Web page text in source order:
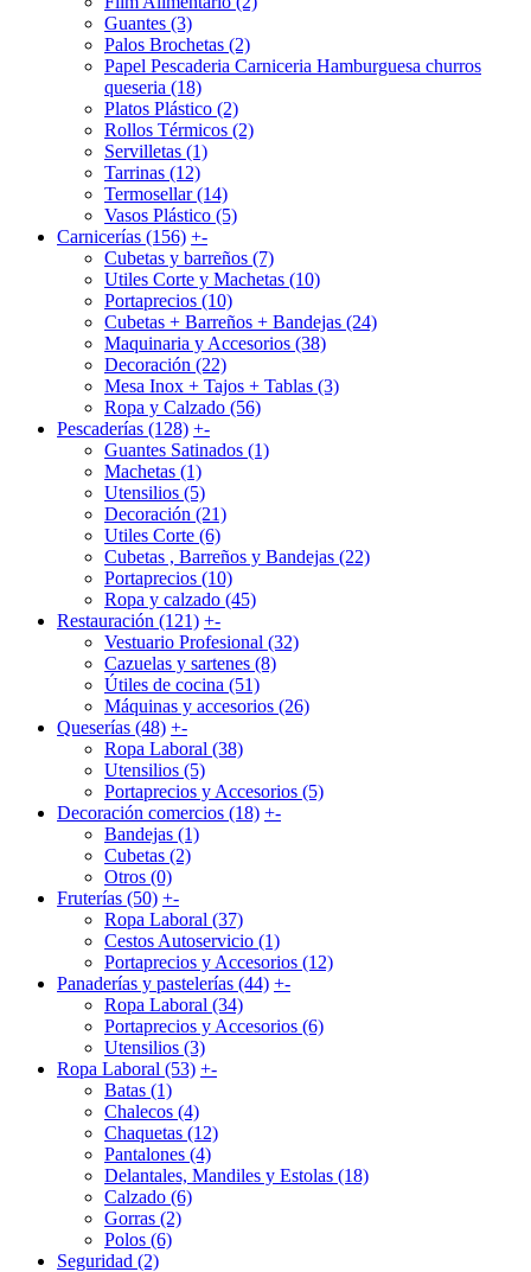
Guantes (3)
Palos Brochetas (2)
Papel Pescaderia Carniceria Hamburguesa churros
queseria (18)
Platos Plástico (2)
Rollos Térmicos (2)
Servilletas (1)
Tarrinas (12)
Termosellar (14)
Vasos Plástico (5)
Carnicerías (156) +-
Cubetas y barreños (7)
Utiles Corte y Machetas (10)
Portaprecios (10)
Cubetas + Barreños + Bandejas (24)
Maquinaria y Accesorios (38)
Decoración (22)
Mesa Inox + Tajos + Tablas (3)
Ropa y Calzado (56)
Pescaderías (128) +-
Guantes Satinados (1)
Machetas (1)
Utensilios (5)
Decoración (21)
Utiles Corte (6)
Cubetas , Barreños y Bandejas (22)
Portaprecios (10)
Ropa y calzado (45)
Restauración (121) +-
Vestuario Profesional (32)
Cazuelas y sartenes (8)
Útiles de cocina (51)
Máquinas y accesorios (26)
Queserías (48) +-
Ropa Laboral (38)
Utensilios (5)
Portaprecios y Accesorios (5)
Decoración comercios (18) +-
Bandejas (1)
Cubetas (2)
Otros (0)
Fruterías (50) +-
Ropa Laboral (37)
Cestos Autoservicio (1)
Portaprecios y Accesorios (12)
Panaderías y pastelerías (44) +-
Ropa Laboral (34)
Portaprecios y Accesorios (6)
Utensilios (3)
Ropa Laboral (53) +-
Batas (1)
Chalecos (4)
Chaquetas (12)
Pantalones (4)
Delantales, Mandiles y Estolas (18)
Calzado (6)
Gorras (2)
Polos (6)
Seguridad (2)